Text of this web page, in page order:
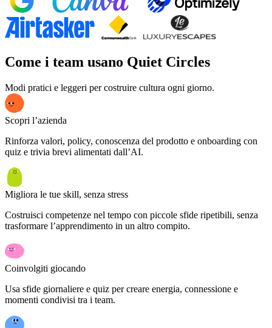
Come i team usano Quiet Circles
Modi pratici e leggeri per costruire cultura ogni giorno.
Scopri l’azienda
Rinforza valori, policy, conoscenza del prodotto e onboarding con
quiz e trivia brevi alimentati dall’AI.
Migliora le tue skill, senza stress
Costruisci competenze nel tempo con piccole sfide ripetibili, senza
trasformare l’apprendimento in un altro compito.
Coinvolgiti giocando
Usa sfide giornaliere e quiz per creare energia, connessione e
momenti condivisi tra i team.